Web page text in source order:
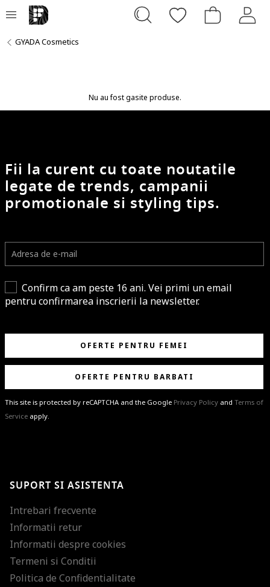
GYADA Cosmetics
Nu au fost gasite produse.
Fii la curent cu toate noutatile
legate de trends, campanii
promotionale si styling tips.
Confirm ca am peste 16 ani. Vei primi un email
pentru confirmarea inscrierii la newsletter.
OFERTE PENTRU FEMEI
OFERTE PENTRU BARBATI
This site is protected by reCAPTCHA and the Google Privacy Policy and Terms of
Service apply.
ultimele tendinte in moda!
SUPORT SI ASISTENTA
Intrebari frecvente
Informatii retur
Informatii despre cookies
Termeni si Conditii
Politica de Confidentialitate